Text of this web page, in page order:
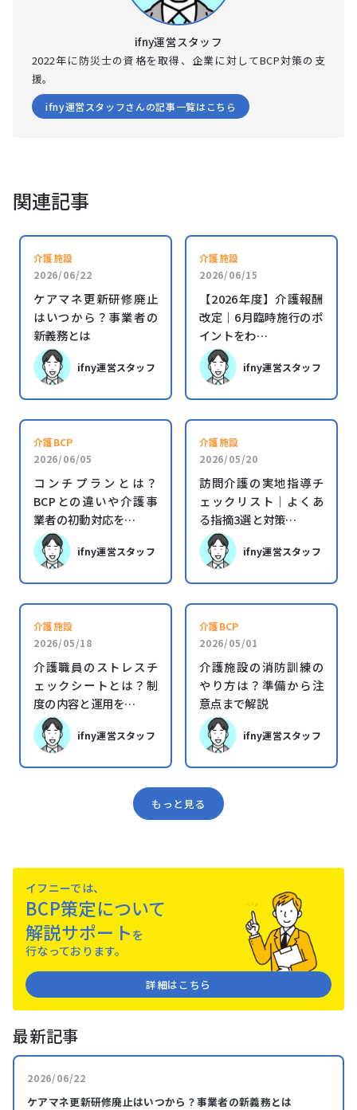
ifny運営スタッフ
2022年に防災士の資格を取得、企業に対してBCP対策の支
援。
ifny運営スタッフさんの記事一覧はこちら
関連記事
介護施設
2026/06/22
ケアマネ更新研修廃止
はいつから？事業者の
新義務とは
ifny運営スタッフ
介護施設
2026/06/15
【2026年度】介護報酬
改定｜6月臨時施行のポ
イントをわ…
ifny運営スタッフ
介護BCP
2026/06/05
コンチプランとは？
BCPとの違いや介護事
業者の初動対応を…
ifny運営スタッフ
介護施設
2026/05/20
訪問介護の実地指導チ
ェックリスト｜よくあ
る指摘3選と対策…
ifny運営スタッフ
介護施設
2026/05/18
介護職員のストレスチ
ェックシートとは？制
度の内容と運用を…
ifny運営スタッフ
介護BCP
2026/05/01
介護施設の消防訓練の
やり方は？準備から注
意点まで解説
ifny運営スタッフ
もっと見る
イフニーでは、
BCP策定について
解説サポート を
⾏なっております。
詳細はこちら
最新記事
2026/06/22
ケアマネ更新研修廃止はいつから？事業者の新義務とは